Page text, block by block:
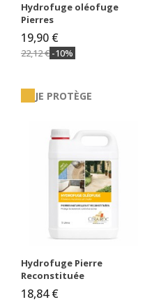
Hydrofuge oléofuge
Pierres
22,12 € -10%
19,90 €
JE PROTÈGE
Hydrofuge Pierre
Reconstituée
18,84 €